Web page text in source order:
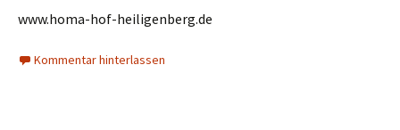
www.homa-hof-heiligenberg.de
Kommentar hinterlassen